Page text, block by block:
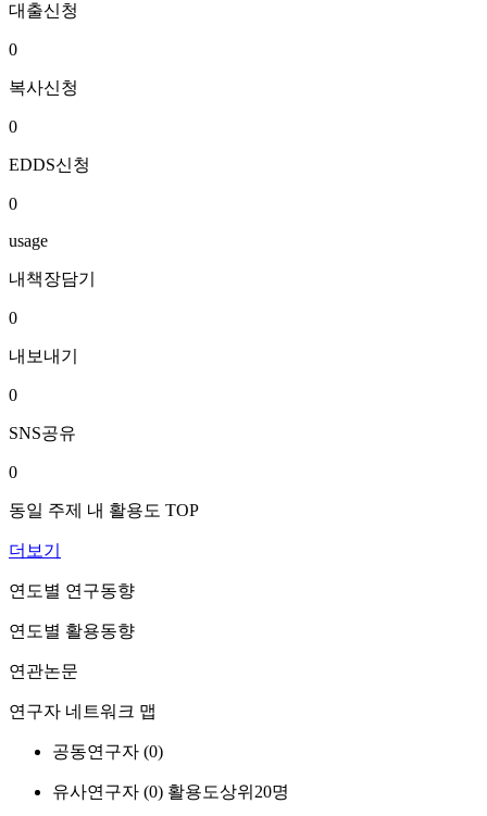
대출신청
0
복사신청
0
EDDS신청
0
usage
내책장담기
0
내보내기
0
SNS공유
0
동일 주제 내 활용도 TOP
더보기
연도별 연구동향
연도별 활용동향
연관논문
연구자 네트워크 맵
공동연구자 (0)
유사연구자 (0) 활용도상위20명